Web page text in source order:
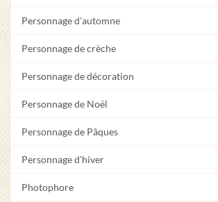
Personnage d'automne
Personnage de crèche
Personnage de décoration
Personnage de Noël
Personnage de Pâques
Personnage d'hiver
Photophore